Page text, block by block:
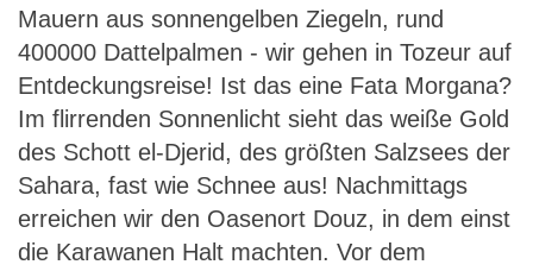
Mauern aus sonnengelben Ziegeln, rund
400000 Dattelpalmen - wir gehen in Tozeur auf
Entdeckungsreise! Ist das eine Fata Morgana?
Im flirrenden Sonnenlicht sieht das weiße Gold
des Schott el-Djerid, des größten Salzsees der
Sahara, fast wie Schnee aus! Nachmittags
erreichen wir den Oasenort Douz, in dem einst
die Karawanen Halt machten. Vor dem